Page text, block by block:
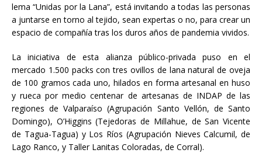
lema “Unidas por la Lana”, está invitando a todas las personas
a juntarse en torno al tejido, sean expertas o no, para crear un
espacio de compañía tras los duros años de pandemia vividos.
La iniciativa de esta alianza público-privada puso en el
mercado 1.500 packs con tres ovillos de lana natural de oveja
de 100 gramos cada uno, hilados en forma artesanal en huso
y rueca por medio centenar de artesanas de INDAP de las
regiones de Valparaíso (Agrupación Santo Vellón, de Santo
Domingo), O’Higgins (Tejedoras de Millahue, de San Vicente
de Tagua-Tagua) y Los Ríos (Agrupación Nieves Calcumil, de
Lago Ranco, y Taller Lanitas Coloradas, de Corral).